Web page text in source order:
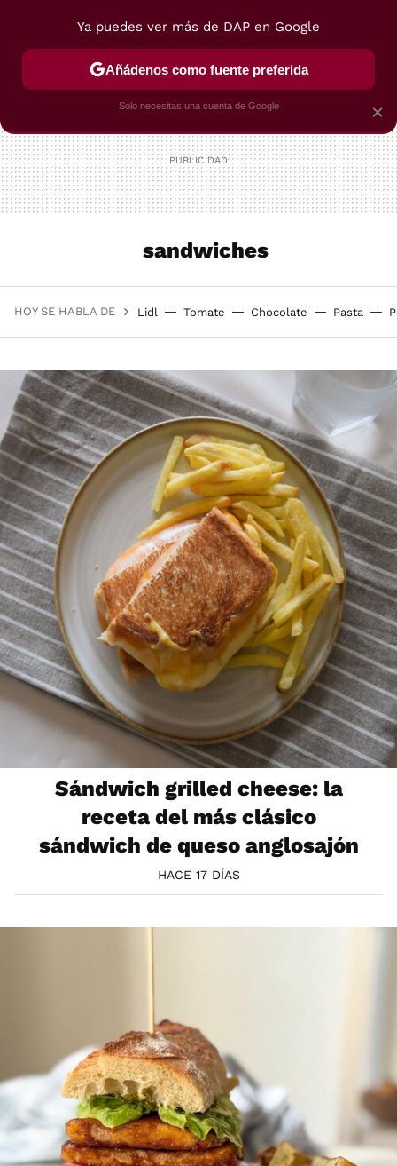
POSTRES VIAJES SELECCIÓN VEGUI
sandwiches
HOY SE HABLA DE Lidl Tomate Chocolate Pasta
Sándwich grilled cheese: la
receta del más clásico
sándwich de queso anglosajón
HACE 17 DÍAS
×
Ya puedes ver más de DAP en Google
Añádenos como fuente preferida
Solo necesitas una cuenta de Google